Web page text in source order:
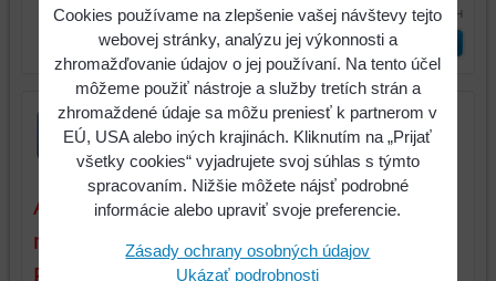
55,01 €s DPH
ks Vložiť do košíka
Aktuálne ceny sú platné iba pri tovare a
množstve, ktoré máme na sklade.
Pokiaľ objednáte tovar (alebo
Cookies používame na zlepšenie vašej návštevy tejto
webovej stránky, analýzu jej výkonnosti a
zhromažďovanie údajov o jej používaní. Na tento účel
môžeme použiť nástroje a služby tretích strán a
zhromaždené údaje sa môžu preniesť k partnerom v
EÚ, USA alebo iných krajinách. Kliknutím na „Prijať
všetky cookies“ vyjadrujete svoj súhlas s týmto
spracovaním. Nižšie môžete nájsť podrobné
informácie alebo upraviť svoje preferencie.
Zásady ochrany osobných údajov
Ukázať podrobnosti